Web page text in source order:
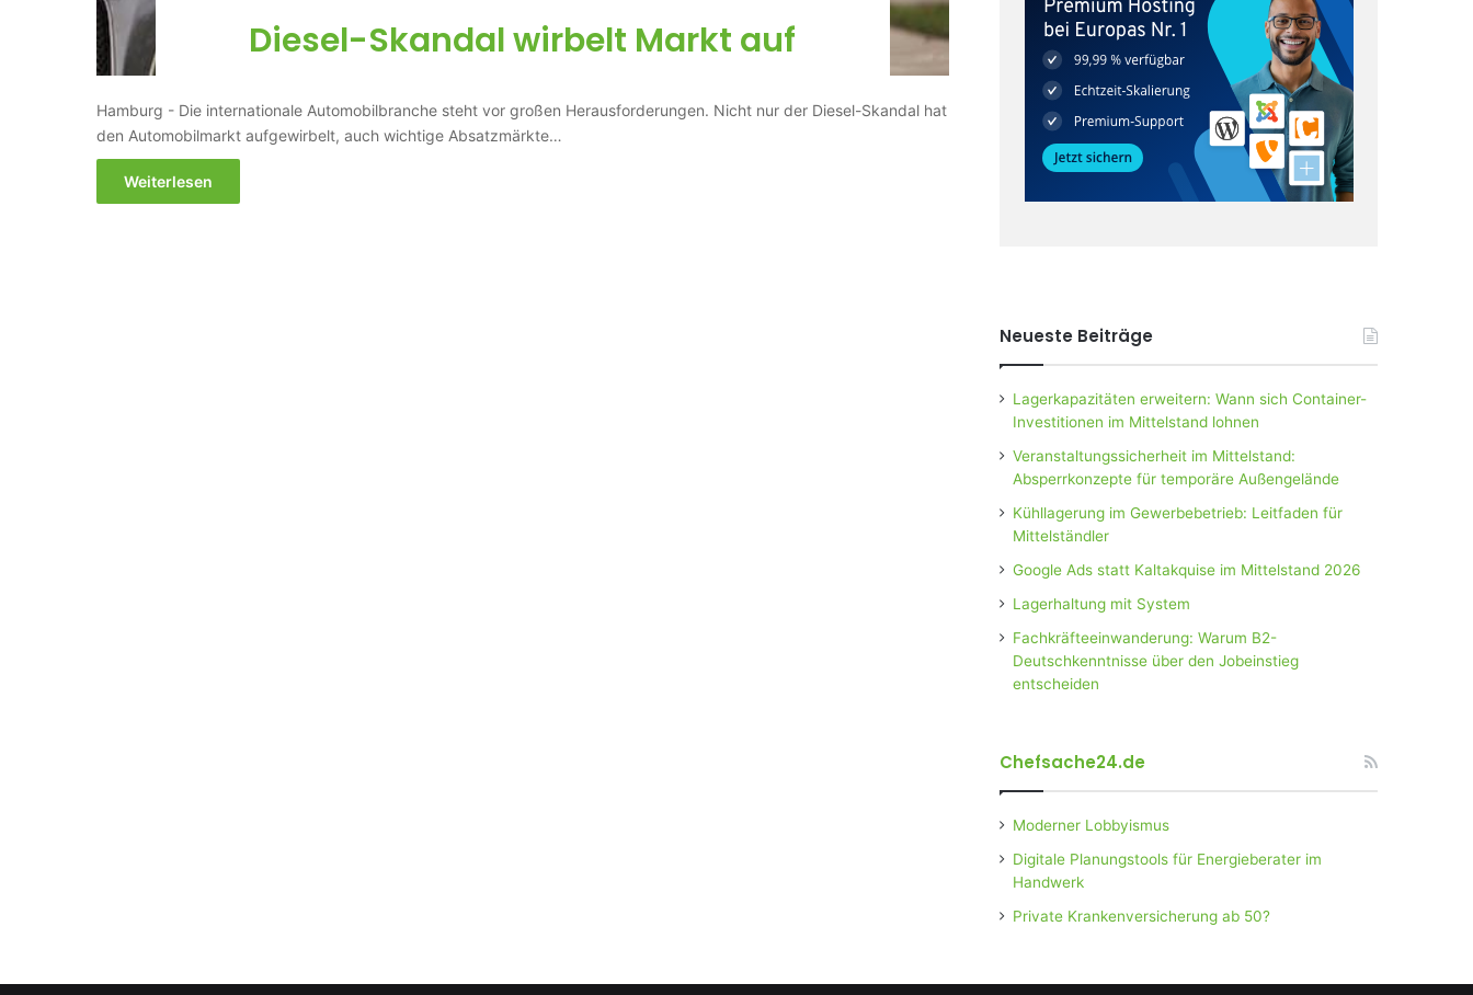
Diesel-Skandal wirbelt Markt auf
Hamburg - Die internationale Automobilbranche steht vor großen Herausforderungen. Nicht nur der Diesel-Skandal hat
den Automobilmarkt aufgewirbelt, auch wichtige Absatzmärkte…
Weiterlesen
Neueste Beiträge
Lagerkapazitäten erweitern: Wann sich Container-
Investitionen im Mittelstand lohnen
Veranstaltungssicherheit im Mittelstand:
Absperrkonzepte für temporäre Außengelände
Kühllagerung im Gewerbebetrieb: Leitfaden für
Mittelständler
Google Ads statt Kaltakquise im Mittelstand 2026
Lagerhaltung mit System
Fachkräfteeinwanderung: Warum B2-
Deutschkenntnisse über den Jobeinstieg
entscheiden
Chefsache24.de
Moderner Lobbyismus
Digitale Planungstools für Energieberater im
Handwerk
Private Krankenversicherung ab 50?